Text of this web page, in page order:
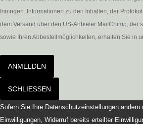
Inningen. Informationen zu den Inhalten, der
dem Versand über den US-Anbieter MailChimp, der
sowie Ihren Abbestellmöglichkeiten, erhalten Sie in
ANMELDEN
SCHLIESSEN
Sofern Sie Ihre Datenschutzeinstellungen
Einwilligungen, Widerruf bereits erteilter